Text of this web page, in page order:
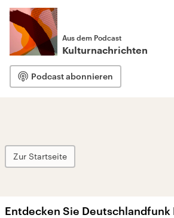
Aus dem Podcast
Kulturnachrichten
Podcast abonnieren
Zur Startseite
Entdecken Sie Deutschlandfunk